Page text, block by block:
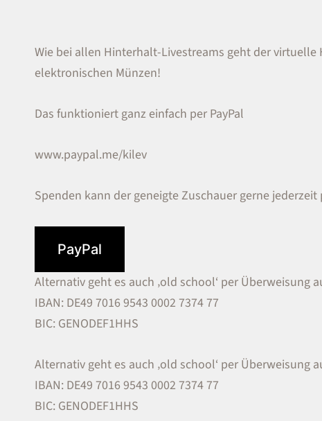
Wie bei allen Hinterhalt-Livestreams geht der
elektronischen Münzen!
Das funktioniert ganz einfach per PayPal
www.paypal.me/kilev
Spenden kann der geneigte Zuschauer gerne jederzeit
PayPal
Alternativ geht es auch ‚old school‘ per Überweisung
IBAN: DE49 7016 9543 0002 7374 77
BIC: GENODEF1HHS
Alternativ geht es auch ‚old school‘ per Überweisung
IBAN: DE49 7016 9543 0002 7374 77
BIC: GENODEF1HHS